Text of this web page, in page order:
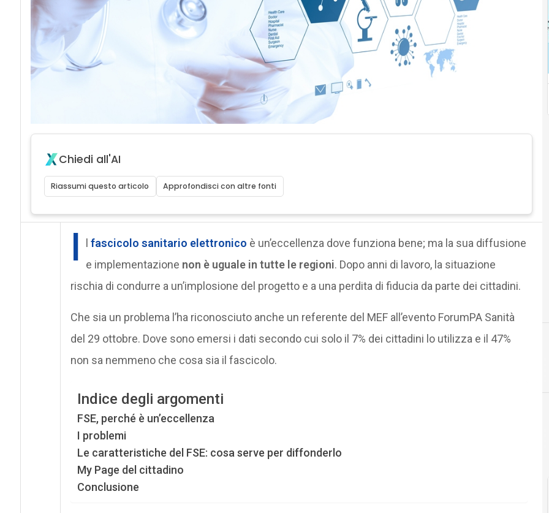
Chiedi all'AI
Riassumi questo articolo Approfondisci con altre fonti
I l fascicolo sanitario elettronico è un’eccellenza dove funziona bene; ma la sua diffusione
e implementazione non è uguale in tutte le regioni. Dopo anni di lavoro, la situazione
rischia di condurre a un’implosione del progetto e a una perdita di fiducia da parte dei cittadini.
Che sia un problema l’ha riconosciuto anche un referente del MEF all’evento ForumPA Sanità
del 29 ottobre. Dove sono emersi i dati secondo cui solo il 7% dei cittadini lo utilizza e il 47%
non sa nemmeno che cosa sia il fascicolo.
Indice degli argomenti
FSE, perché è un’eccellenza
I problemi
Le caratteristiche del FSE: cosa serve per diffonderlo
My Page del cittadino
Conclusione